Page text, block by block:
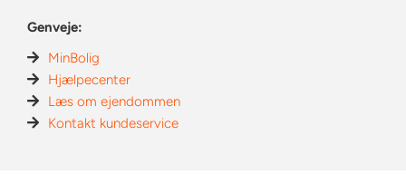
Genveje:
MinBolig
Hjælpecenter
Læs om ejendommen
Kontakt kundeservice